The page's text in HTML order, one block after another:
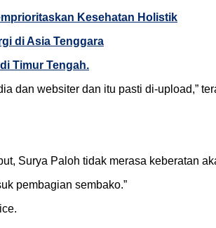
Kesehatan Holistik
di Asia Tenggara
Timur Tengah.
dan websiter dan itu pasti di-upload,”
Surya Paloh tidak merasa keberatan
pembagian sembako.”